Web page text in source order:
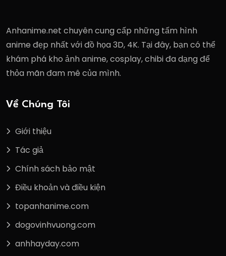
Anhanime.net chuyên cung cấp những tấm hình
anime đẹp nhất với đồ họa 3D, 4K. Tại đây, bạn có thể
khám phá kho ảnh anime, cosplay, chibi đa dạng để
thỏa mãn đam mê của mình.
Về Chúng Tôi
Giới thiệu
Tác giả
Chính sách bảo mật
Điều khoản và điều kiện
topanhanime.com
dogovinhvuong.com
anhhayday.com